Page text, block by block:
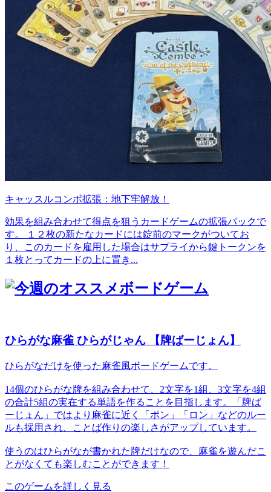
キャッスルコンボ拡張：地下牢解放！
効果を組み合わせて得点を狙うカードゲームの拡張パックで
す。 １２枚の新たなカードには錠前のマークがついてお
り、このカードを雇用した場合はサプライから鍵トークンを
１枚とってカードの上に置き...
ひらがな麻雀 ひらがじゃん 【牌ばーじょん】
ひらがなだけを使った麻雀風ボードゲームです。
14個のひらがな牌を組み合わせて、2文字を1組、3文字を4組
の合計5組の実在する単語を作ることを目指します。「牌ば
ーじょん」ではより麻雀に近く「ポン」「ロン」などのルー
ルも採用され、ことば作りの楽しさがアップしています。
使うのはひらがなが書かれた牌だけなので、麻雀を遊んだこ
とがなくても楽しむことができます！
このゲームを詳しく見る